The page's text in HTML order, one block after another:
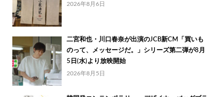
2026年8月6日
二宮和也・川口春奈が出演のJCB新CM「買いも
のって、メッセージだ。」シリーズ第二弾が8月
5日(水)より放映開始
2026年8月5日